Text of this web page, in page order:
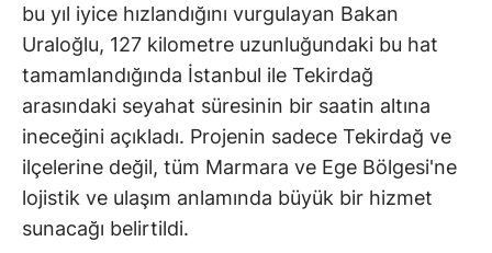
bu yıl iyice hızlandığını vurgulayan Bakan
Uraloğlu, 127 kilometre uzunluğundaki bu hat
tamamlandığında İstanbul ile Tekirdağ
arasındaki seyahat süresinin bir saatin altına
ineceğini açıkladı. Projenin sadece Tekirdağ ve
ilçelerine değil, tüm Marmara ve Ege Bölgesi'ne
lojistik ve ulaşım anlamında büyük bir hizmet
sunacağı belirtildi.